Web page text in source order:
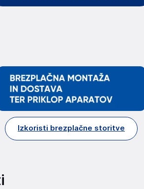
Izkoristi brezplačne storitve